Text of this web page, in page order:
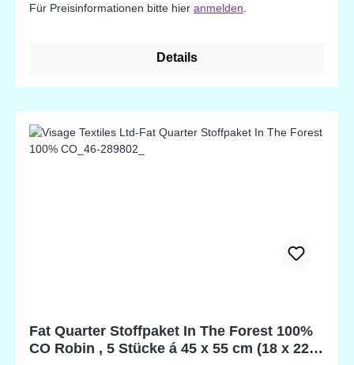
Für Preisinformationen bitte hier anmelden
Details
Fat Quarter Stoffpaket In The Forest 100%
CO Robin , 5 Stücke á 45 x 55 cm (18 x 22